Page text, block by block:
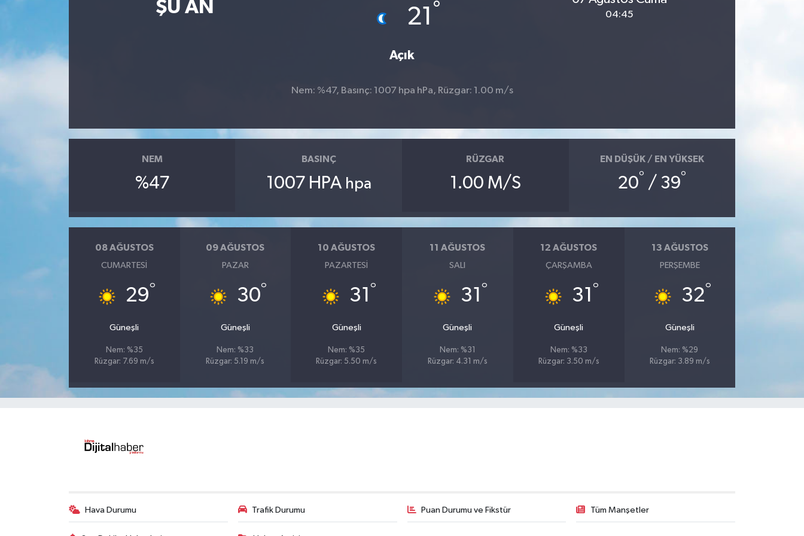
ŞU AN 21 °
Açık
04:45
Nem: %47, Basınç: 1007 hpa hPa, Rüzgar: 1.00 m/s
NEM
%47
BASINÇ
1007 HPA hpa
RÜZGAR
1.00 M/S
EN DÜŞÜK / EN YÜKSEK
20° / 39°
08 AĞUSTOS
CUMARTESI
29°
Güneşli
Nem: %35
Rüzgar: 7.69 m/s
09 AĞUSTOS
PAZAR
30°
Güneşli
Nem: %33
Rüzgar: 5.19 m/s
10 AĞUSTOS
PAZARTESI
31 °
Güneşli
Nem: %35
Rüzgar: 5.50 m/s
11 AĞUSTOS
SALI
31 °
Güneşli
Nem: %31
Rüzgar: 4.31 m/s
12 AĞUSTOS
ÇARŞAMBA
31 °
Güneşli
Nem: %33
Rüzgar: 3.50 m/s
13 AĞUSTOS
PERŞEMBE
32°
Güneşli
Nem: %29
Rüzgar: 3.89 m/s
Hava Durumu Trafik Durumu Puan Durumu ve Fikstür Tüm Manşetler